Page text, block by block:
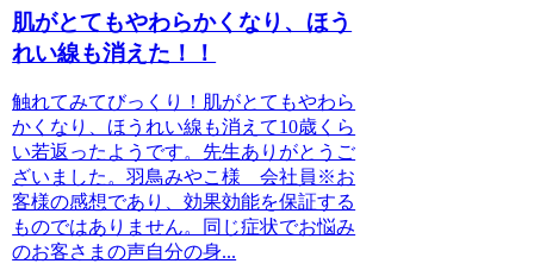
肌がとてもやわらかくなり、ほう
れい線も消えた！！
触れてみてびっくり！肌がとてもやわら
かくなり、ほうれい線も消えて10歳くら
い若返ったようです。先生ありがとうご
ざいました。羽鳥みやこ様 会社員※お
客様の感想であり、効果効能を保証する
ものではありません。同じ症状でお悩み
のお客さまの声自分の身...